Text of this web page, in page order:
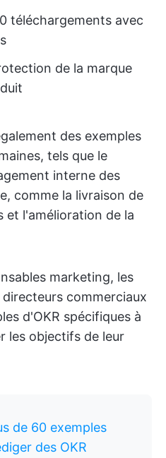
téléchargements avec
de la marque
des exemples
tels que le
interne des
comme la livraison de
et l'amélioration de la
marketing, les
commerciaux
d'OKR spécifiques à
les objectifs de leur
de 60 exemples
des OKR